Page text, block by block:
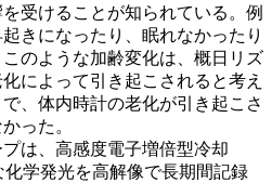
受けることが知られている。例
きになったり、眠れなかったり
のような加齢変化は、概日リズ
によって引き起こされると考え
、体内時計の老化が引き起こさ
った。
は、高感度電子増倍型冷却
学発光を高解像で長期間記録